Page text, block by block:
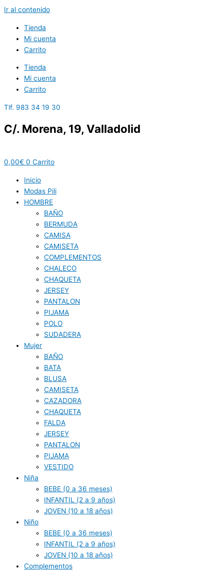
Ir al contenido
Tienda
Mi cuenta
Carrito
Tienda
Mi cuenta
Carrito
Tlf. 983 34 19 30
C/. Morena, 19, Valladolid
0,00€ 0 Carrito
Inicio
Modas Pili
HOMBRE
BAÑO
BERMUDA
CAMISA
CAMISETA
COMPLEMENTOS
CHALECO
CHAQUETA
JERSEY
PANTALON
PIJAMA
POLO
SUDADERA
Mujer
BAÑO
BATA
BLUSA
CAMISETA
CAZADORA
CHAQUETA
FALDA
JERSEY
PANTALON
PIJAMA
VESTIDO
Niña
BEBE (0 a 36 meses)
INFANTIL (2 a 9 años)
JOVEN (10 a 18 años)
Niño
BEBE (0 a 36 meses)
INFANTIL (2 a 9 años)
JOVEN (10 a 18 años)
Complementos